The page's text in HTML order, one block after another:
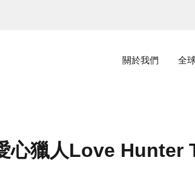
主選單
關於我們 全
心獵人Love Hunter